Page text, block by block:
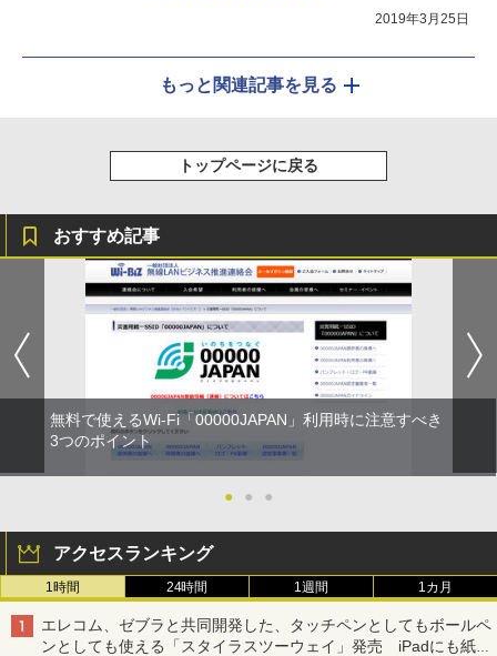
2019年3月25日
もっと関連記事を見る
トップページに戻る
おすすめ記事
無料で使えるWi-Fi「00000JAPAN」利用時に注意すべき
3つのポイント
● ● ●
アクセスランキング
1時間 24時間 1週間 1カ月
エレコム、ゼブラと共同開発した、タッチペンとしてもボールペ
ンとしても使える「スタイラスツーウェイ」発売 iPadにも紙に